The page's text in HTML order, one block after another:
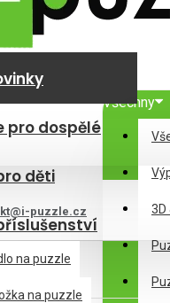
puzzle.cz
Všechny
3D
pro dospělé
děti
na puzzle
na puzzle